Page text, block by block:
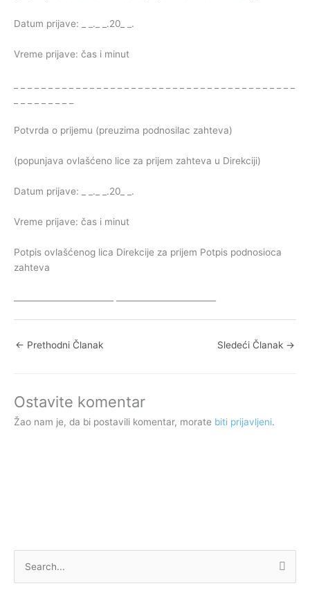
Datum prijave: _ _._ _.20_ _.
Vreme prijave: čas i minut
Potvrda o prijemu (preuzima podnosilac zahteva)
(popunjava ovlašćeno lice za prijem zahteva u Direkciji)
Datum prijave: _ _._ _.20_ _.
Vreme prijave: čas i minut
Potpis ovlašćenog lica Direkcije za prijem Potpis podnosioca
zahteva
← Prethodni Članak Sledeći Članak →
Ostavite komentar
Žao nam je, da bi postavili komentar, morate biti prijavljeni.